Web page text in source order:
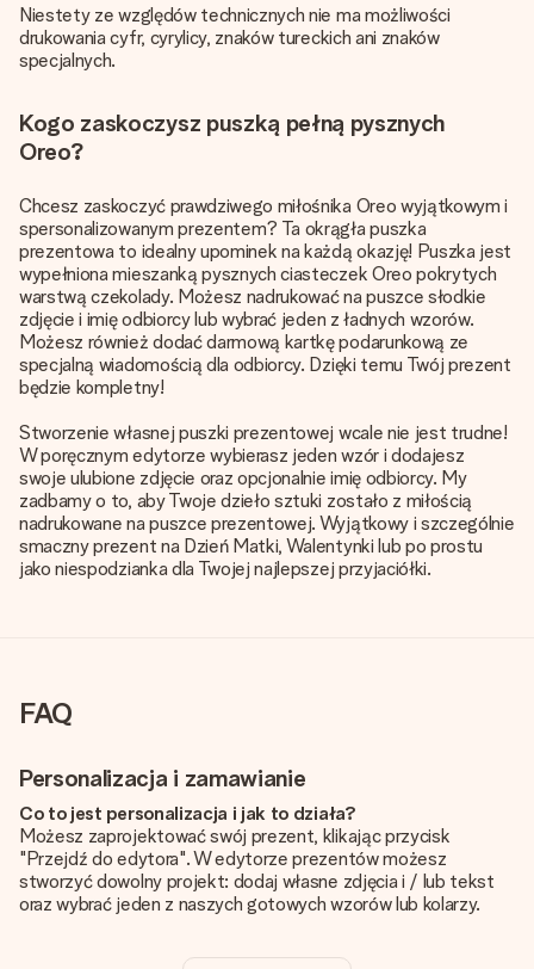
Niestety ze względów technicznych nie ma możliwości
drukowania cyfr, cyrylicy, znaków tureckich ani znaków
specjalnych.
Kogo zaskoczysz puszką pełną pysznych
Oreo?
Chcesz zaskoczyć prawdziwego miłośnika Oreo wyjątkowym i
spersonalizowanym prezentem? Ta okrągła puszka
prezentowa to idealny upominek na każdą okazję! Puszka jest
wypełniona mieszanką pysznych ciasteczek Oreo pokrytych
warstwą czekolady. Możesz nadrukować na puszce słodkie
zdjęcie i imię odbiorcy lub wybrać jeden z ładnych wzorów.
Możesz również dodać darmową kartkę podarunkową ze
specjalną wiadomością dla odbiorcy. Dzięki temu Twój prezent
będzie kompletny!
Stworzenie własnej puszki prezentowej wcale nie jest trudne!
W poręcznym edytorze wybierasz jeden wzór i dodajesz
swoje ulubione zdjęcie oraz opcjonalnie imię odbiorcy. My
zadbamy o to, aby Twoje dzieło sztuki zostało z miłością
nadrukowane na puszce prezentowej. Wyjątkowy i szczególnie
smaczny prezent na Dzień Matki, Walentynki lub po prostu
jako niespodzianka dla Twojej najlepszej przyjaciółki.
FAQ
Personalizacja i zamawianie
Co to jest personalizacja i jak to działa?
Możesz zaprojektować swój prezent, klikając przycisk
"Przejdź do edytora". W edytorze prezentów możesz
stworzyć dowolny projekt: dodaj własne zdjęcia i / lub tekst
oraz wybrać jeden z naszych gotowych wzorów lub kolarzy.